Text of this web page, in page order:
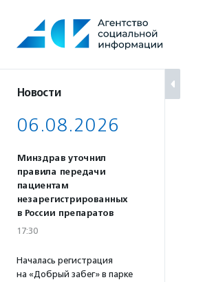
содержанию
Новости
06.08.2026
Минздрав уточнил
правила передачи
пациентам
незарегистрированных
в России препаратов
17:30
Началась регистрация
на «Добрый забег» в парке